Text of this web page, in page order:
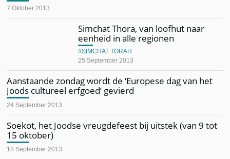
7 Oktober 2013
Simchat Thora, van loofhut naar
eenheid in alle regionen
25 September 2013
SIMCHAT TORAH
Aanstaande zondag wordt de ‘Europese dag van het
Joods cultureel erfgoed’ gevierd
24 September 2013
Soekot, het Joodse vreugdefeest bij uitstek (van 9 tot
15 oktober)
18 September 2013